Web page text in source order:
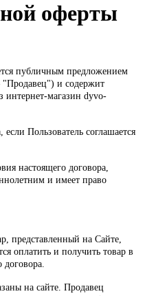
оферты
публичным предложением
"Продавец") и содержит
интернет-магазин dyvo-
Пользователь соглашается
настоящего договора,
и имеет право
представленный на Сайте,
оплатить и получить товар в
на сайте. Продавец